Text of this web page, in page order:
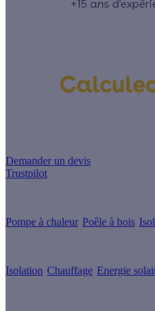
+15 ans
Demander un devis
Trustpilot
Pompe à chaleur Poêle à bois
Isolation Chauffage Energie